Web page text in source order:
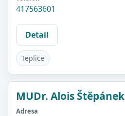
417563601
Detail
Teplice
MUDr. Alois Štěpánek
Adresa